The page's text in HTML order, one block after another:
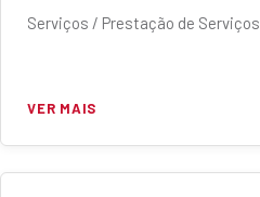
Serviços / Prestação de Serviços
VER MAIS